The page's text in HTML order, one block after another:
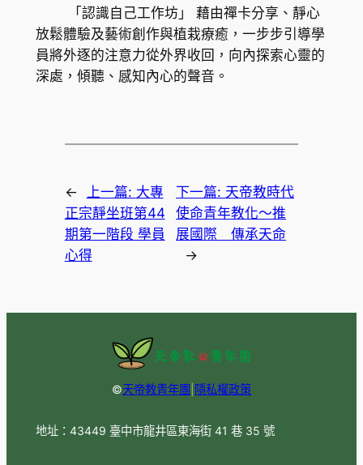
「認識自己工作坊」 藉由禪卡分享、靜心
放鬆體驗及藝術創作與植栽療癒，一步步引導學
員將外逐的注意力從外界收回，向內探索心靈的
深處，傾聽、感知內心的聲音。
← 上一篇: 大專
正宗靜坐班第44
期第一階段 學員
心得
下一篇: 天帝教時代
使命青年教化〜推
展國際 傳承天命
→
©天帝教青年團 隱私權政策
地址：43449 臺中市龍井區東海街 41 巷 35 號